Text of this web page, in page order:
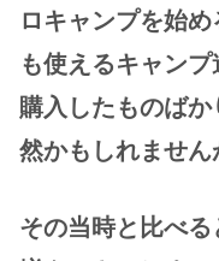
ロキャンプを始
も使えるキャン
購入したものば
然かもしれません
その当時と比べ